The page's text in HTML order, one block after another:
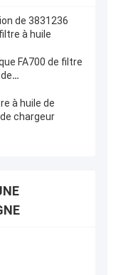
de 3831236
à huile
FA700 de filtre
à huile de
chargeur